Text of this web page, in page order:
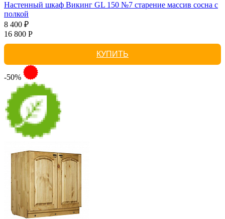
Настенный шкаф Викинг GL 150 №7 старение массив сосна с
полкой
8 400 ₽
16 800 Р
КУПИТЬ
-50%